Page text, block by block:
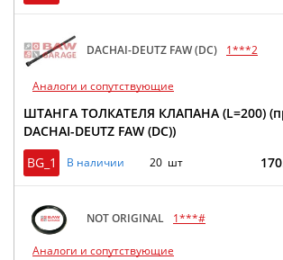
DACHAI-DEUTZ FAW (DC) 1***2
Аналоги и сопутствующие
ШТАНГА ТОЛКАТЕЛЯ КЛАПАНА (L=200)
DACHAI-DEUTZ FAW (DC))
BG_1
В наличии 20 шт
NOT ORIGINAL 1***#
Аналоги и сопутствующие